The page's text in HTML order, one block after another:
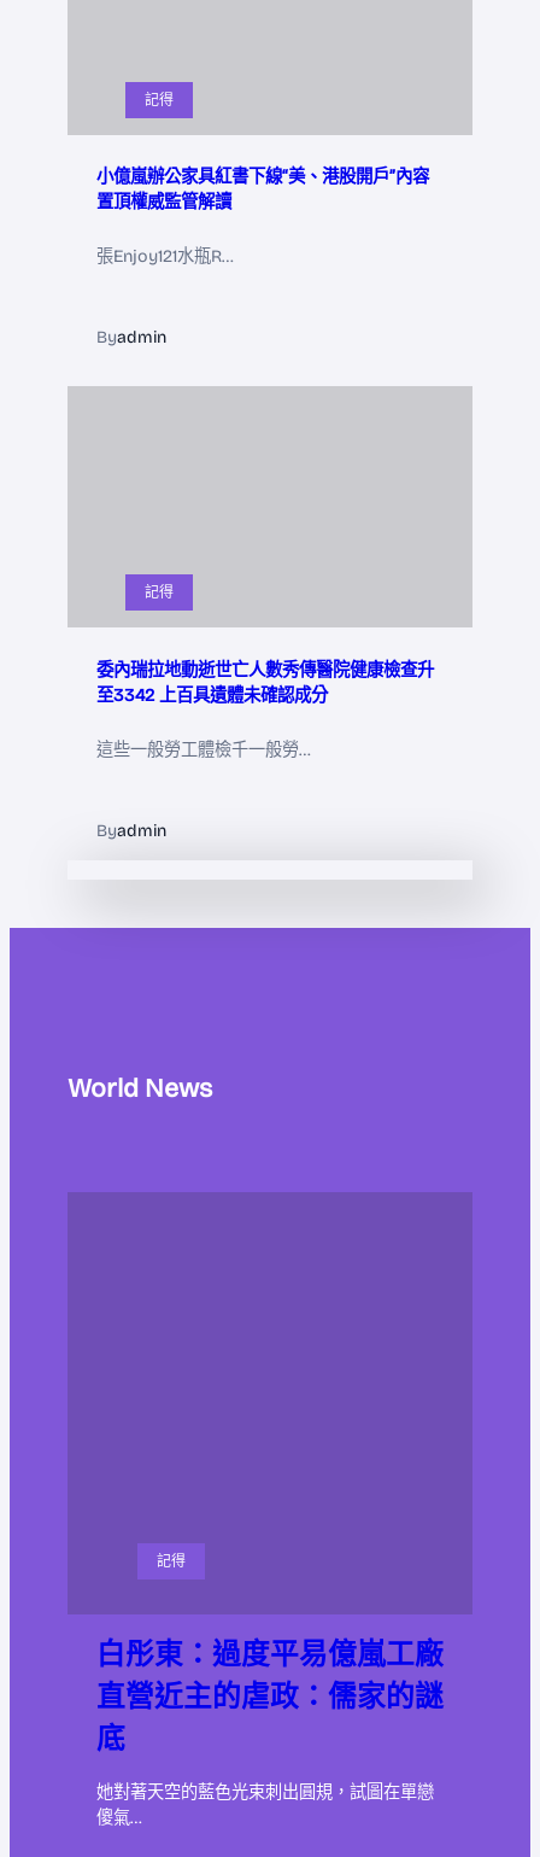
記得
小億嵐辦公家具紅書下線“美、港股開戶”內容
置頂權威監管解讀
張Enjoy121水瓶R…
Byadmin
記得
委內瑞拉地動逝世亡人數秀傳醫院健康檢查升
至3342 上百具遺體未確認成分
這些一般勞工體檢千一般勞…
Byadmin
World News
記得
白彤東：過度平易億嵐工廠
直營近主的虐政：儒家的謎
底
她對著天空的藍色光束刺出圓規，試圖在單戀
傻氣…